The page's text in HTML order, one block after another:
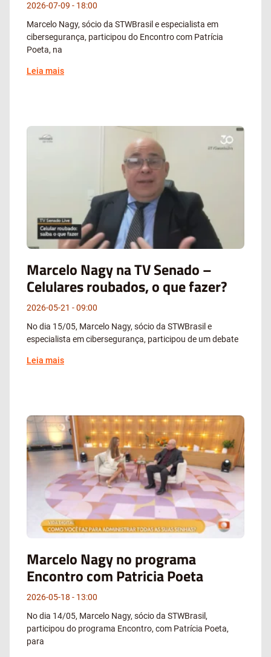
2026-07-09
18:00
Marcelo Nagy, sócio da STWBrasil e especialista em
cibersegurança, participou do Encontro com Patrícia
Poeta, na
Leia mais
Marcelo Nagy na TV Senado –
Celulares roubados, o que fazer?
2026-05-21
09:00
No dia 15/05, Marcelo Nagy, sócio da STWBrasil e
especialista em cibersegurança, participou de um debate
Leia mais
Marcelo Nagy no programa
Encontro com Patricia Poeta
2026-05-18
13:00
No dia 14/05, Marcelo Nagy, sócio da STWBrasil,
participou do programa Encontro, com Patrícia Poeta,
para